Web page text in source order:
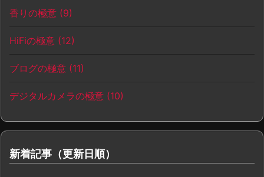
香りの極意 (9)
HiFiの極意 (12)
ブログの極意 (11)
デジタルカメラの極意 (10)
新着記事（更新日順）